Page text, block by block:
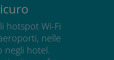
hotspot Wi-Fi
nelle
negli hotel.